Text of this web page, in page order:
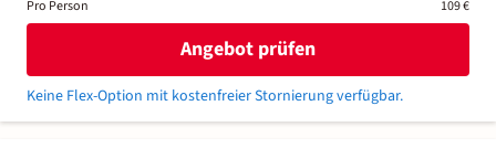
Pro Person 109 €
Angebot prüfen
Keine Flex-Option mit kostenfreier Stornierung verfügbar.